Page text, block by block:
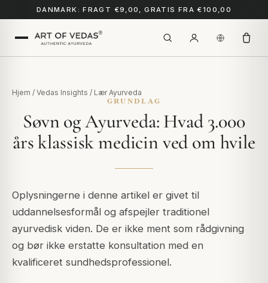
DANMARK: FRAGT €9,00, GRATIS FRA €100,00
Hjem / Vedas Insights / Lær Ayurveda
GRUNDLAG
Søvn og Ayurveda: Hvad 3.000
års klassisk medicin ved om hvile
Oplysningerne i denne artikel er givet til
uddannelsesformål og afspejler traditionel
ayurvedisk viden. De er ikke ment som rådgivning
og bør ikke erstatte konsultation med en
kvalificeret sundhedsprofessionel.